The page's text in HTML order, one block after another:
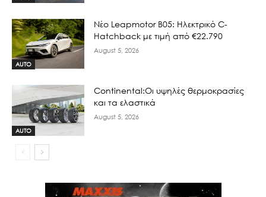
AUTO
Νέο Leapmotor B05: Ηλεκτρικό C-
Hatchback με τιμή από €22.790
August 5, 2026
AUTO
Continental:Οι υψηλές θερμοκρασίες
και τα ελαστικά
August 5, 2026